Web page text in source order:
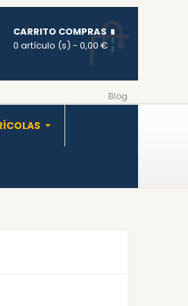
CARRITO COMPRAS
0 artículo (s) - 0,00 €
Blog